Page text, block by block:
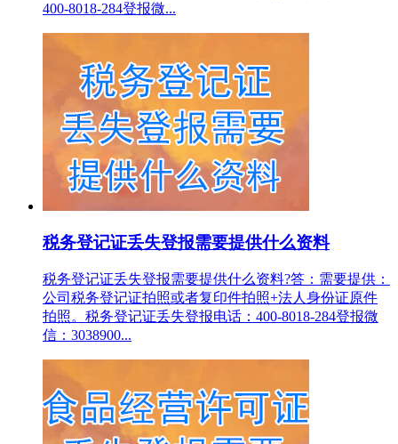
400-8018-284登报微...
税务登记证丢失登报需要提供什么资料
税务登记证丢失登报需要提供什么资料?答：需要提供：
公司税务登记证拍照或者复印件拍照+法人身份证原件
拍照。税务登记证丢失登报电话：400-8018-284登报微
信：3038900...